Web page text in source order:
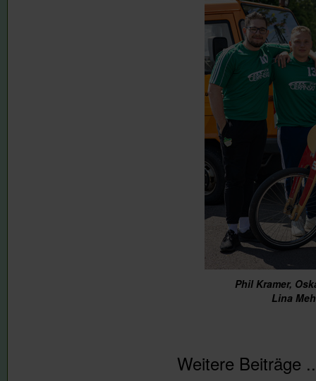
Phil Kramer,
Lina
Weitere Beiträge